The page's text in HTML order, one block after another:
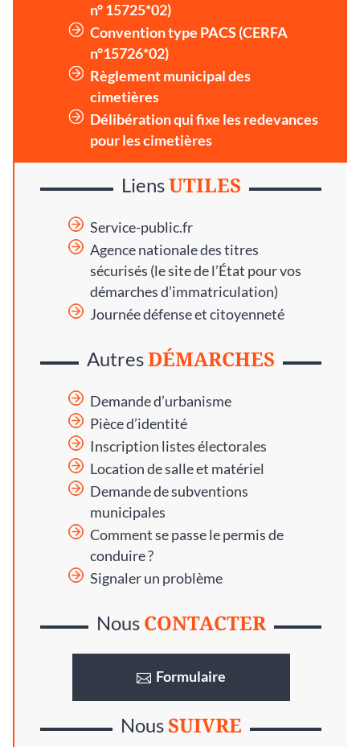
n° 15725*02)
Convention type PACS (CERFA
n°15726*02)
Règlement municipal des
cimetières
Délibération qui fixe les redevances
pour les cimetières
LiensUTILES
Service-public.fr
Agence nationale des titres
sécurisés (le site de l’État pour vos
démarches d’immatriculation)
Journée défense et citoyenneté
AutresDÉMARCHES
Demande d’urbanisme
Pièce d’identité
Inscription listes électorales
Location de salle et matériel
Demande de subventions
municipales
Comment se passe le permis de
conduire ?
Signaler un problème
Nous CONTACTER
Formulaire
NousSUIVRE